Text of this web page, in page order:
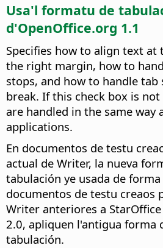
Usa'l formatu de
d'OpenOffice.org 1.1
Specifies how to align text at
the right margin, how to
stops, and how to handle tab
break. If this check box is
are handled in the same way
applications.
En documentos de testu
actual de Writer, la nueva
tabulación ye usada de
documentos de testu creaos
Writer anteriores a
2.0, apliquen l'antigua forma
tabulación.